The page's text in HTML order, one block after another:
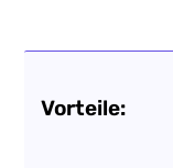
Vorteile: